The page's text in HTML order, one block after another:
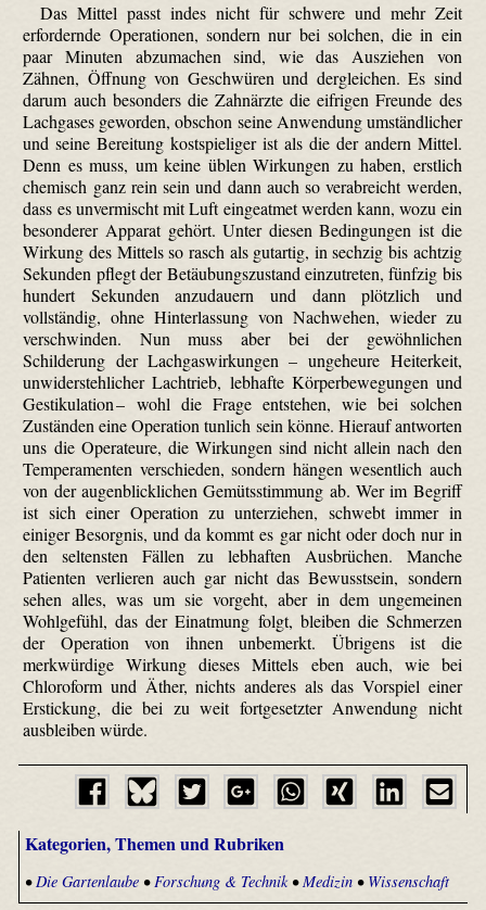
Das Mittel passt indes nicht für schwere und mehr Zeit
erfordernde Operationen, sondern nur bei solchen, die in ein
paar Minuten abzumachen sind, wie das Ausziehen von
Zähnen, Öffnung von Geschwüren und dergleichen. Es sind
darum auch besonders die Zahnärzte die eifrigen Freunde des
Lachgases geworden, obschon seine Anwendung umständlicher
und seine Bereitung kostspieliger ist als die der andern Mittel.
Denn es muss, um keine üblen Wirkungen zu haben, erstlich
chemisch ganz rein sein und dann auch so verabreicht werden,
dass es unvermischt mit Luft eingeatmet werden kann, wozu ein
besonderer Apparat gehört. Unter diesen Bedingungen ist die
Wirkung des Mittels so rasch als gutartig, in sechzig bis achtzig
Sekunden pflegt der Betäubungszustand einzutreten, fünfzig bis
hundert Sekunden anzudauern und dann plötzlich und
vollständig, ohne Hinterlassung von Nachwehen, wieder zu
verschwinden. Nun muss aber bei der gewöhnlichen
Schilderung der Lachgaswirkungen – ungeheure Heiterkeit,
unwiderstehlicher Lachtrieb, lebhafte Körperbewegungen und
Gestikulation – wohl die Frage entstehen, wie bei solchen
Zuständen eine Operation tunlich sein könne. Hierauf antworten
uns die Operateure, die Wirkungen sind nicht allein nach den
Temperamenten verschieden, sondern hängen wesentlich auch
von der augenblicklichen Gemütsstimmung ab. Wer im Begriff
ist sich einer Operation zu unterziehen, schwebt immer in
einiger Besorgnis, und da kommt es gar nicht oder doch nur in
den seltensten Fällen zu lebhaften Ausbrüchen. Manche
Patienten verlieren auch gar nicht das Bewusstsein, sondern
sehen alles, was um sie vorgeht, aber in dem ungemeinen
Wohlgefühl, das der Einatmung folgt, bleiben die Schmerzen
der Operation von ihnen unbemerkt. Übrigens ist die
merkwürdige Wirkung dieses Mittels eben auch, wie bei
Chloroform und Äther, nichts anderes als das Vorspiel einer
Erstickung, die bei zu weit fortgesetzter Anwendung nicht
ausbleiben würde.
Kategorien, Themen und Rubriken
•Die Gartenlaube•Forschung & Technik•Medizin • Wissenschaft